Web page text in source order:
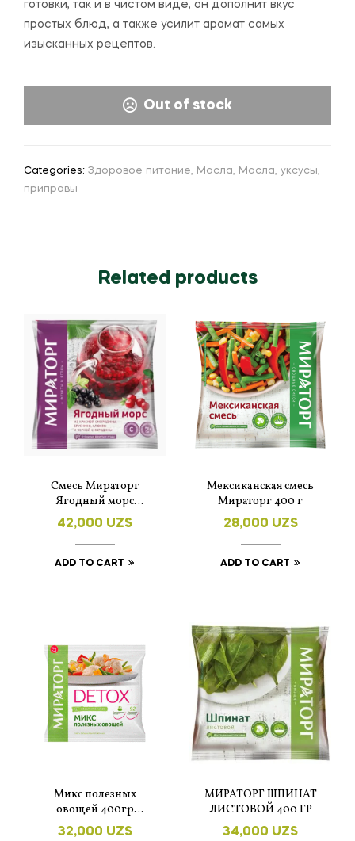
готовки, так и в чистом виде, он дополнит вкус
простых блюд, а также усилит аромат самых
изысканных рецептов.
Out of stock
Categories: Здоровое питание, Масла, Масла, уксусы,
приправы
Related products
Смесь Мираторг
Ягодный морс
замороженная 300 г
42,000 UZS
ADD TO CART
Мексиканская смесь
Мираторг 400 г
28,000 UZS
ADD TO CART
Микс полезных
овощей 400гр
Мираторг
32,000 UZS
МИРАТОРГ ШПИНАТ
ЛИСТОВОЙ 400 ГР
34,000 UZS